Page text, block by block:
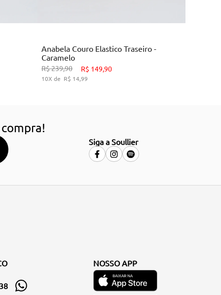
33 34
ADICIONAR AO CARRINHO
Anabela Couro Elastico Traseiro -
Caramelo
R$239,90 R$ 149,90
10 R$ 14,99
Siga a Soullier
NOSSO APP